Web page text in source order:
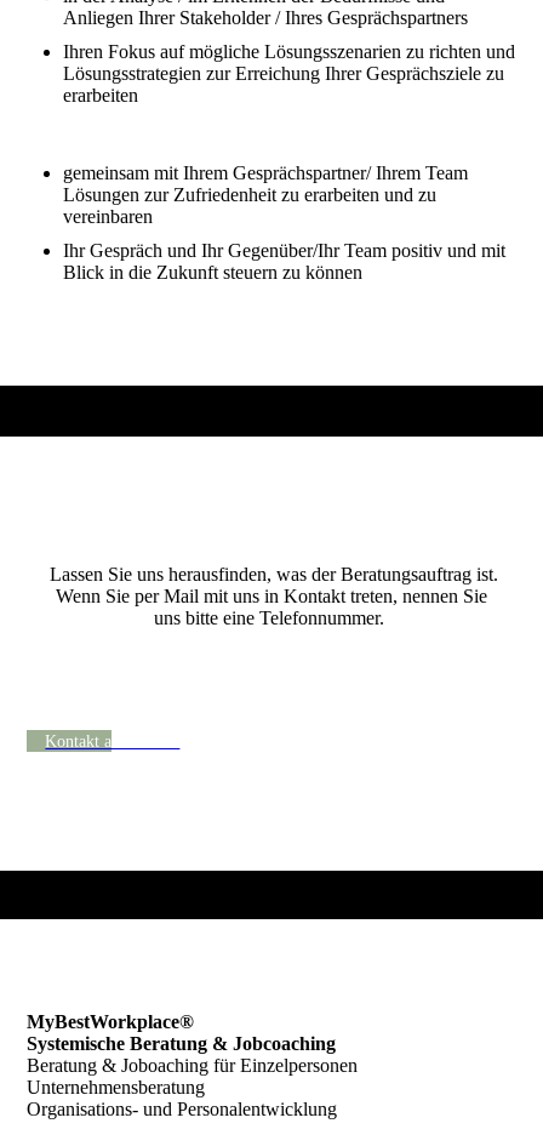
Anliegen Ihrer Stakeholder / Ihres Gesprächspartners
Ihren Fokus auf mögliche Lösungsszenarien zu richten und
Lösungsstrategien zur Erreichung Ihrer Gesprächsziele zu
erarbeiten
gemeinsam mit Ihrem Gesprächspartner/ Ihrem Team
Lösungen zur Zufriedenheit zu erarbeiten und zu
vereinbaren
Ihr Gespräch und Ihr Gegenüber/Ihr Team positiv und mit
Blick in die Zukunft steuern zu können
Lassen Sie uns herausfinden, was der Beratungs­auftrag ist.
Wenn Sie per Mail mit uns in Kontakt treten, nennen Sie
uns bitte eine Telefonnummer.
Kontakt aufnehmen
MyBestWorkplace®
Systemische Beratung & Jobcoaching
Beratung & Joboaching für Einzelpersonen
Unternehmensberatung
Organisations- und Personalentwicklung